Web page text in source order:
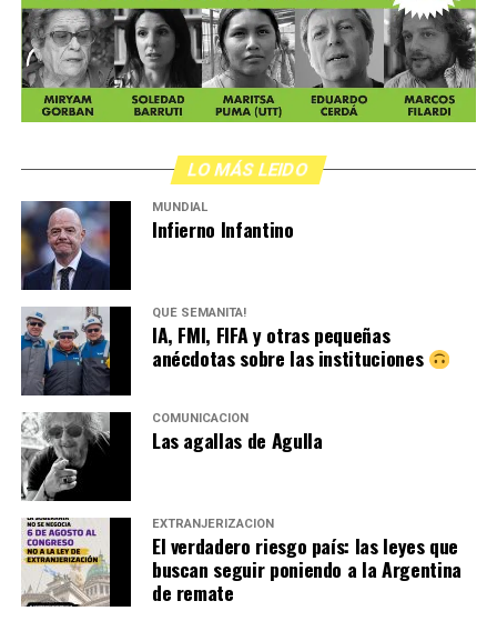
LO MÁS LEIDO
MUNDIAL
Infierno Infantino
QUÉ SEMANITA!
IA, FMI, FIFA y otras pequeñas
anécdotas sobre las instituciones
COMUNICACIÓN
Las agallas de Agulla
EXTRANJERIZACIÓN
El verdadero riesgo país: las leyes que
buscan seguir poniendo a la Argentina
de remate